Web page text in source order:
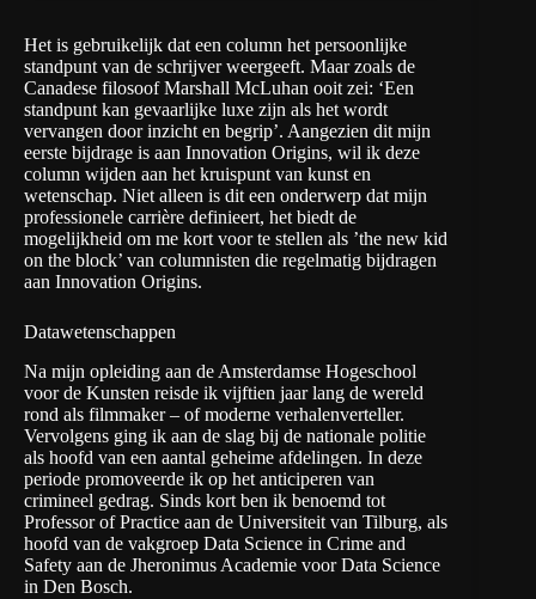
Het is gebruikelijk dat een column het persoonlijke
standpunt van de schrijver weergeeft. Maar zoals de
Canadese filosoof Marshall McLuhan ooit zei: ‘Een
standpunt kan gevaarlijke luxe zijn als het wordt
vervangen door inzicht en begrip’. Aangezien dit mijn
eerste bijdrage is aan Innovation Origins, wil ik deze
column wijden aan het kruispunt van kunst en
wetenschap. Niet alleen is dit een onderwerp dat mijn
professionele carrière definieert, het biedt de
mogelijkheid om me kort voor te stellen als ’the new kid
on the block’ van columnisten die regelmatig bijdragen
aan Innovation Origins.
Datawetenschappen
Na mijn opleiding aan de Amsterdamse Hogeschool
voor de Kunsten reisde ik vijftien jaar lang de wereld
rond als filmmaker– of moderne verhalenverteller.
Vervolgens ging ik aan de slag bij de nationale politie
als hoofd van een aantal geheime afdelingen. In deze
periode promoveerde ik op het anticiperen van
crimineel gedrag. Sinds kort ben ik benoemd tot
Professor of Practice aan de Universiteit van Tilburg, als
hoofd van de vakgroep Data Science in Crime and
Safety aan de Jheronimus Academie voor Data Science
in Den Bosch.